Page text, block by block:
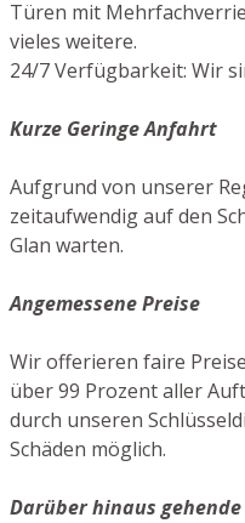
Türen mit
vieles weitere.
24/7 Verfügbarkeit: Wir
Kurze Geringe Anfahrt
Aufgrund von unserer
zeitaufwendig auf den
Glan warten.
Angemessene Preise
Wir offerieren faire
über 99 Prozent aller
durch unseren
Schäden möglich.
Darüber hinaus